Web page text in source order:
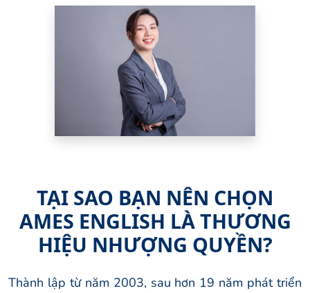
TẠI SAO BẠN NÊN CHỌN
AMES ENGLISH LÀ THƯƠNG
HIỆU NHƯỢNG QUYỀN?
Thành lập từ năm 2003, sau hơn 19 năm phát triển